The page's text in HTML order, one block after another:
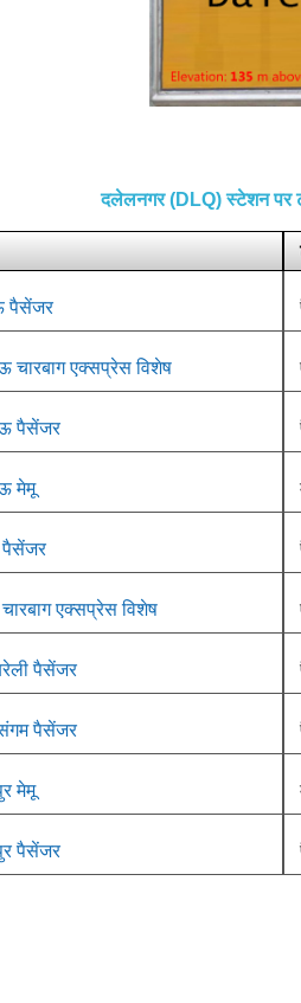
दलेलनगर (DLQ) स्टेशन पर
पैसेंजर
चारबाग एक्सप्रेस विशेष
पैसेंजर
मेमू
एक्सप्रेस विशेष
पैसेंजर
संगम पैसेंजर
मेमू
पैसेंजर